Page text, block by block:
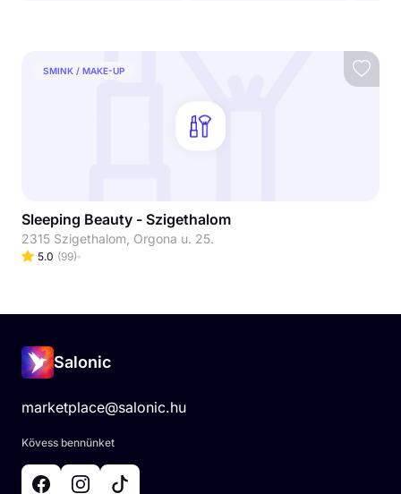
SMINK / MAKE-UP
Sleeping Beauty - Szigethalom
2315 Szigethalom, Orgona u. 25.
5.0 (99)
Salonic
marketplace@salonic.hu
Kövess bennünket